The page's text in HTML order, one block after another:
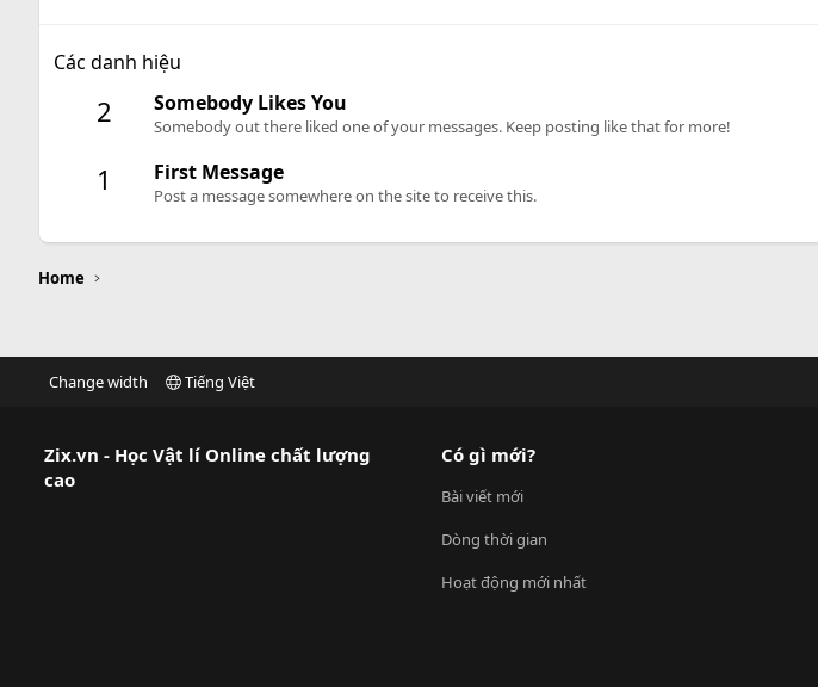
Các danh hiệu
2 Somebody Likes You
Somebody out there liked one of your messages. Keep posting like that for more!
1 First Message
Post a message somewhere on the site to receive this.
Home
Change width Tiếng Việt
Zix.vn - Học Vật lí Online chất lượng
cao
Có gì mới?
Bài viết mới
Dòng thời gian
Hoạt động mới nhất